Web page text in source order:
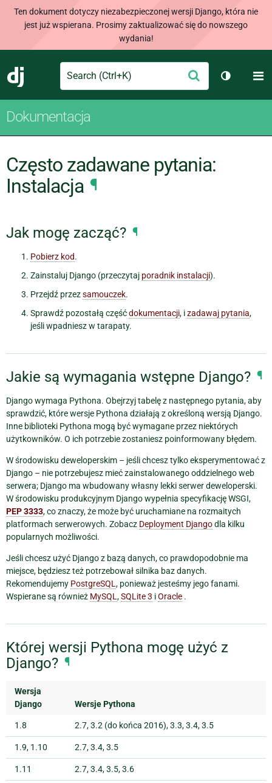
Ten dokument dotyczy niezabezpieczonej wersji Django, która nie
jest już wspierana. Prosimy zaktualizować się do nowszego
wydania!
Django
Search Wyślij
Dokumentacja
Często zadawane pytania:
Instalacja ¶
Jak mogę zacząć? ¶
Pobierz kod.
Zainstaluj Django (przeczytaj poradnik instalacji).
Przejdź przezsamouczek.
Sprawdź pozostałą częśćdokumentacji, izadawaj pytania,
jeśli wpadniesz w tarapaty.
Jakie są wymagania wstępne Django? ¶
Django wymaga Pythona. Obejrzyj tabelę z następnego pytania, aby
sprawdzić, które wersje Pythona działają z określoną wersją Django.
Inne biblioteki Pythona mogą być wymagane przez niektórych
użytkowników. O ich potrzebie zostaniesz poinformowany błędem.
W środowisku deweloperskim – jeśli chcesz tylko eksperymentować z
Django – nie potrzebujesz mieć zainstalowanego oddzielnego web
serwera; Django ma wbudowany własny lekki serwer deweloperski.
W środowisku produkcyjnym Django wypełnia specyfikację WSGI,
PEP 3333, co znaczy, że może być uruchamiane na rozmaitych
platformach serwerowych. Zobacz Deployment Djangodla kilku
popularnych możliwości.
Jeśli chcesz użyć Django z bazą danych, co prawdopodobnie ma
miejsce, będziesz też potrzebował silnika baz danych.
Rekomendujemy PostgreSQL , ponieważ jesteśmy jego fanami.
Wspierane są również MySQL ,SQLite 3 iOracle .
Której wersji Pythona mogę użyć z
Django? ¶
Wersja
Django
Wersje Pythona
1.8 2.7, 3.2 (do końca 2016), 3.3, 3.4, 3.5
1.9, 1.10 2.7, 3.4, 3.5
1.11 2.7, 3.4, 3.5, 3.6